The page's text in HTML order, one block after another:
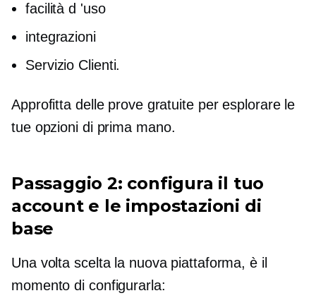
facilità d 'uso
integrazioni
Servizio Clienti.
Approfitta delle prove gratuite per esplorare le
tue opzioni di prima mano.
Passaggio 2: configura il tuo
account e le impostazioni di
base
Una volta scelta la nuova piattaforma, è il
momento di configurarla: